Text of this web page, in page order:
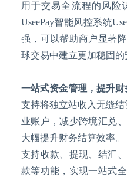
用于交易全流程的风险
UseePay智能风控系统
强，可以帮助商户显著
球交易中建立更加稳固的
一站式资金管理，提升财
支持将独立站收入无缝
业账户，减少跨境汇兑
大幅提升财务结算效率。
支持收款、提现、结汇
款等功能，实现一站式